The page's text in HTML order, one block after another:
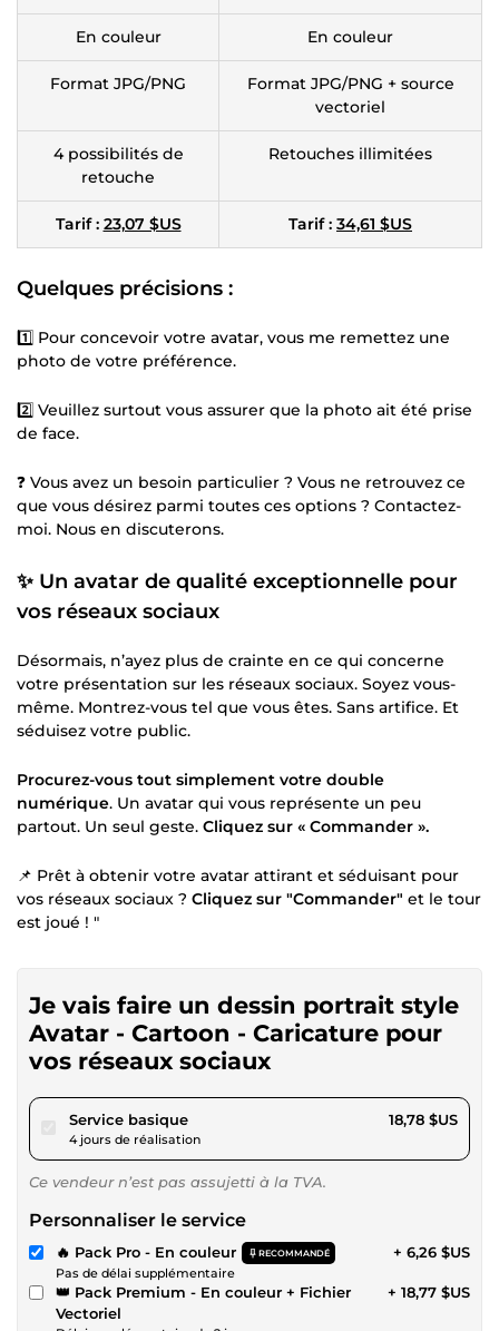
En couleur En couleur
Format JPG/PNG
Format JPG/PNG + source
vectoriel
4 possibilités de
retouche
Retouches illimitées
Tarif : 23,07 $US Tarif : 34,61 $US
Quelques précisions :
1️⃣ Pour concevoir votre avatar, vous me remettez une
photo de votre préférence.
2️⃣ Veuillez surtout vous assurer que la photo ait été prise
de face.
❓ Vous avez un besoin particulier ? Vous ne retrouvez ce
que vous désirez parmi toutes ces options ? Contactez-
moi. Nous en discuterons.
✨ Un avatar de qualité exceptionnelle pour
vos réseaux sociaux
Désormais, n’ayez plus de crainte en ce qui concerne
votre présentation sur les réseaux sociaux. Soyez vous-
même. Montrez-vous tel que vous êtes. Sans artifice. Et
séduisez votre public.
Procurez-vous tout simplement votre double
numérique. Un avatar qui vous représente un peu
partout. Un seul geste. Cliquez sur « Commander ».
📌 Prêt à obtenir votre avatar attirant et séduisant pour
vos réseaux sociaux ? Cliquez sur "Commander" et le tour
est joué ! "
Je vais faire un dessin portrait style
Avatar - Cartoon - Caricature pour
vos réseaux sociaux
Service basiquepour 17,30 $US
4 jours de réalisation
18,78 $US
Ce vendeur n’est pas assujetti à la TVA.
Personnaliser le service
🔥 Pack Pro - En couleur RECOMMANDÉ
Pas de délai supplémentaire
+ 6,26 $US
👑 Pack Premium - En couleur + Fichier
Vectoriel
+ 18,77 $US